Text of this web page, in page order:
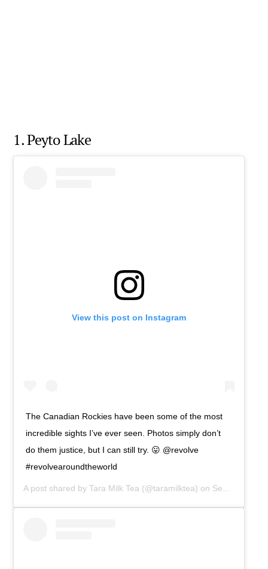
1. Peyto Lake
View this post on Instagram
The Canadian Rockies have been some of the most
incredible sights I’ve ever seen. Photos simply don’t
do them justice, but I can still try. 😛 @revolve
#revolvearoundtheworld
A post shared byTara Milk Tea (@taramilktea) on Sep 8, 2019 at 4:59am PDT